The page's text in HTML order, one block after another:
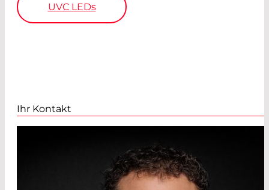
UVC LEDs
Ihr Kontakt